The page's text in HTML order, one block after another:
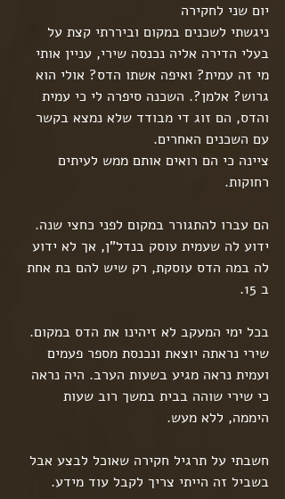
יום שני לחקירה
ניגשתי לשכנים במקום וביררתי קצת על
בעלי הדירה אליה נכנסה שירי, עניין אותי
מי זה עמית? ואיפה אשתו הדס? אולי הוא
גרוש? אלמן?. השכנה סיפרה לי כי עמית
והדס, הם זוג די מבודד שלא נמצא בקשר
עם השכנים האחרים.
ציינה כי הם רואים אותם ממש לעיתים
רחוקות.
הם עברו להתגורר במקום לפני כחצי שנה.
ידוע לה שעמית עוסק בנדל"ן, אך לא ידוע
לה במה הדס עוסקת, רק שיש להם בת אחת
ב 15.
בכל ימי המעקב לא זיהינו את הדס במקום.
שירי נראתה יוצאת ונכנסת מספר פעמים
ועמית נראה מגיע בשעות הערב. היה נראה
כי שירי שוהה בבית במשך רוב שעות
היממה, ללא מעש.
חשבתי על תרגיל חקירה שאוכל לבצע אבל
בשביל זה הייתי צריך לקבל עוד מידע.